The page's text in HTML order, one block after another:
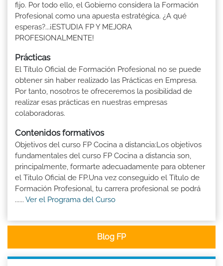
fijo. Por todo ello, el Gobierno considera la Formación
Profesional como una apuesta estratégica. ¿A qué
esperas?...¡ESTUDIA FP Y MEJORA
PROFESIONALMENTE!
Prácticas
El Título Oficial de Formación Profesional no se puede
obtener sin haber realizado las Prácticas en Empresa.
Por tanto, nosotros te ofreceremos la posibilidad de
realizar esas prácticas en nuestras empresas
colaboradoras.
Contenidos formativos
Objetivos del curso FP Cocina a distancia:Los objetivos
fundamentales del curso FP Cocina a distancia son,
principalmente, formarte adecuadamente para obtener
el Titulo Oficial de FP.Una vez conseguido el Título de
Formación Profesional, tu carrera profesional se podrá
...... Ver el Programa del Curso
Blog FP